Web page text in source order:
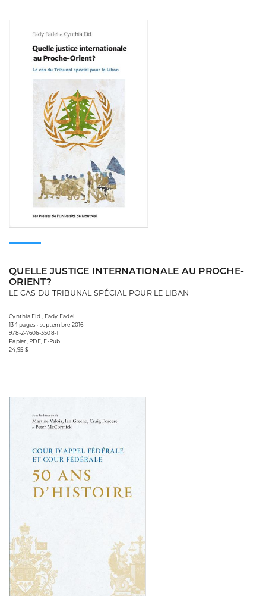
QUELLE JUSTICE INTERNATIONALE AU PROCHE-
ORIENT?
LE CAS DU TRIBUNAL SPÉCIAL POUR LE LIBAN
Cynthia Eid , Fady Fadel
134 pages • septembre 2016
978-2-7606-3508-1
Papier, PDF, E-Pub
24,95 $